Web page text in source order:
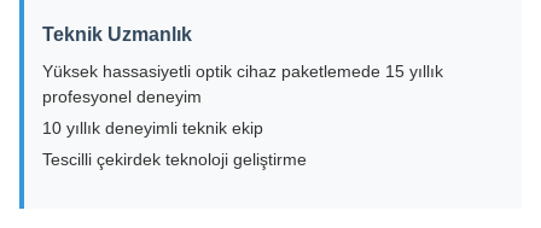
Teknik Uzmanlık
Yüksek hassasiyetli optik cihaz paketlemede 15 yıllık
profesyonel deneyim
10 yıllık deneyimli teknik ekip
Tescilli çekirdek teknoloji geliştirme